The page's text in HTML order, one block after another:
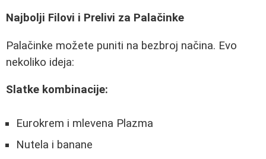
Najbolji Filovi i Prelivi za Palačinke
Palačinke možete puniti na bezbroj načina. Evo
nekoliko ideja:
Slatke kombinacije:
Eurokrem i mlevena Plazma
Nutela i banane